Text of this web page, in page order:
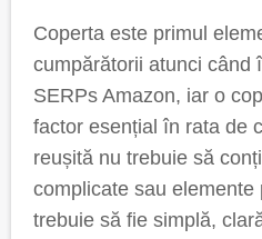
Coperta este primul
cumpărătorii atunci când
SERPs Amazon, iar o
factor esențial în rata de
reușită nu trebuie să
complicate sau elemente
trebuie să fie simplă,